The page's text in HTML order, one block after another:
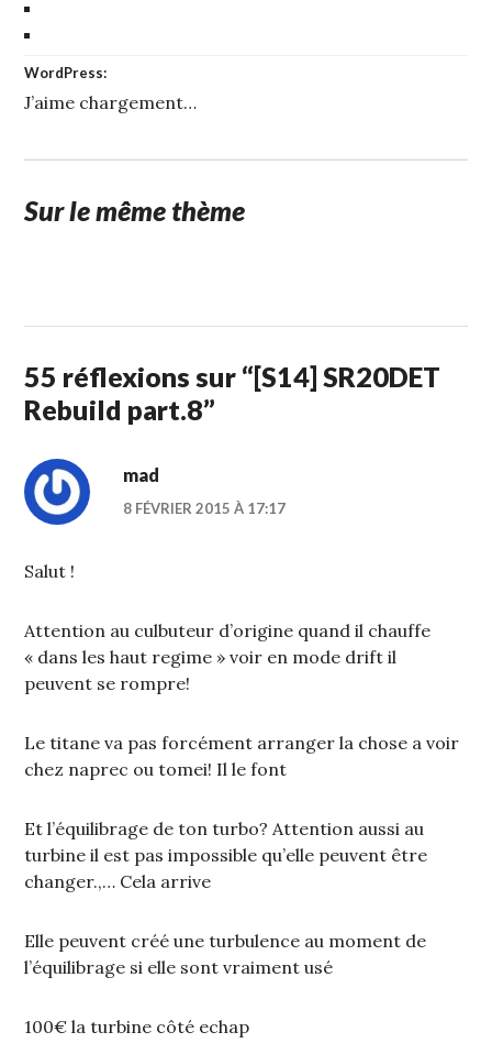
WordPress:
J’aime chargement…
Sur le même thème
55 réflexions sur “[S14] SR20DET
Rebuild part.8”
mad
8 FÉVRIER 2015 À 17:17
Salut !
Attention au culbuteur d’origine quand il chauffe
« dans les haut regime » voir en mode drift il
peuvent se rompre!
Le titane va pas forcément arranger la chose a voir
chez naprec ou tomei! Il le font
Et l’équilibrage de ton turbo? Attention aussi au
turbine il est pas impossible qu’elle peuvent être
changer.,… Cela arrive
Elle peuvent créé une turbulence au moment de
l’équilibrage si elle sont vraiment usé
100€ la turbine côté echap